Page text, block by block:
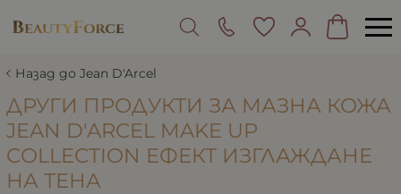
Назад до Jean D'Arcel
ДРУГИ ПРОДУКТИ ЗА МАЗНА КОЖА
JEAN D'ARCEL MAKE UP
COLLECTION ЕФЕКТ ИЗГЛАЖДАНЕ
НА ТЕНА